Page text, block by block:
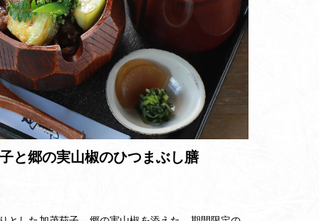
と郷の実山椒のひつまぶし膳